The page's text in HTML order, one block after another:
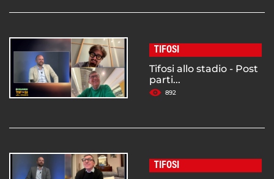
TIFOSI
Tifosi allo stadio - Post
parti...
892
TIFOSI